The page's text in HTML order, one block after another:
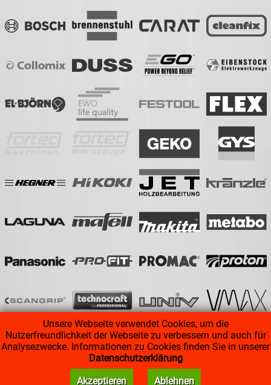
Impressum |
Unsere Webseite verwendet Cookies, um die
Nutzerfreundlichkeit der Webseite zu verbessern und auch für
Analysezwecke. Informationen zu Cookies finden Sie in unserer
Datenschutzerklärung
Akzeptieren
Ablehnen